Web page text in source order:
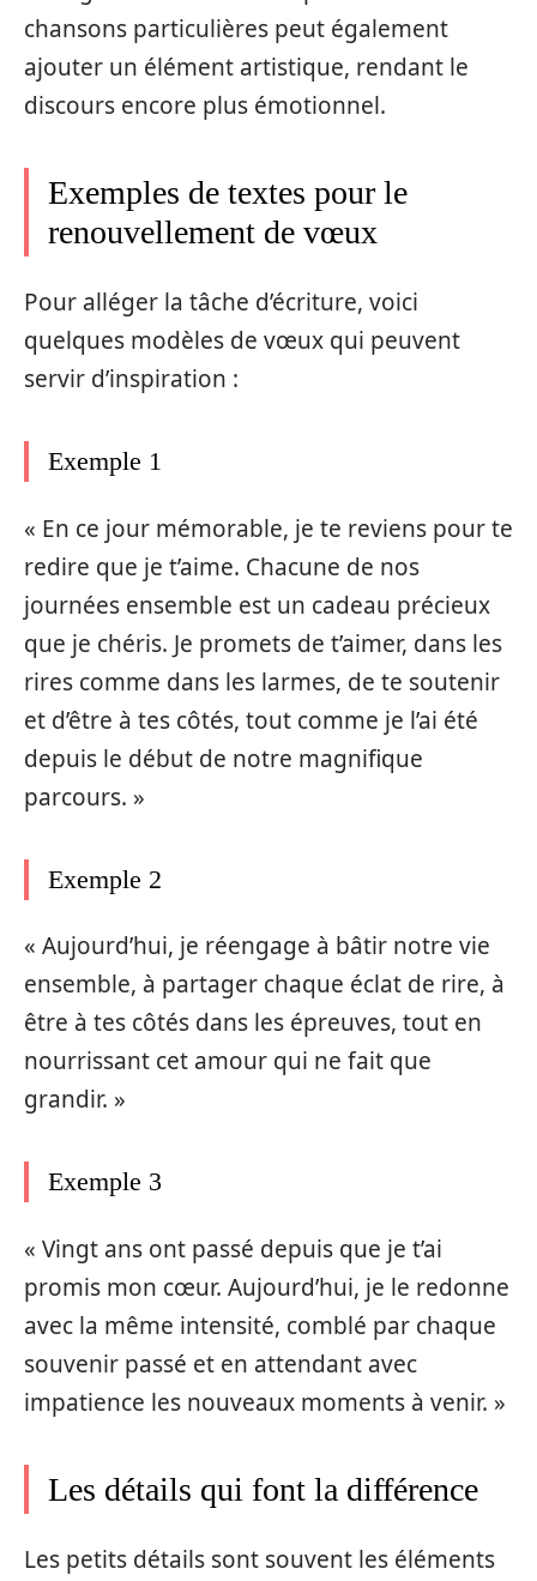
chansons particulières peut également
ajouter un élément artistique, rendant le
discours encore plus émotionnel.
Exemples de textes pour le
renouvellement de vœux
Pour alléger la tâche d’écriture, voici
quelques modèles de vœux qui peuvent
servir d’inspiration :
Exemple 1
« En ce jour mémorable, je te reviens pour te
redire que je t’aime. Chacune de nos
journées ensemble est un cadeau précieux
que je chéris. Je promets de t’aimer, dans les
rires comme dans les larmes, de te soutenir
et d’être à tes côtés, tout comme je l’ai été
depuis le début de notre magnifique
parcours. »
Exemple 2
« Aujourd’hui, je réengage à bâtir notre vie
ensemble, à partager chaque éclat de rire, à
être à tes côtés dans les épreuves, tout en
nourrissant cet amour qui ne fait que
grandir. »
Exemple 3
« Vingt ans ont passé depuis que je t’ai
promis mon cœur. Aujourd’hui, je le redonne
avec la même intensité, comblé par chaque
souvenir passé et en attendant avec
impatience les nouveaux moments à venir. »
Les détails qui font la différence
Les petits détails sont souvent les éléments